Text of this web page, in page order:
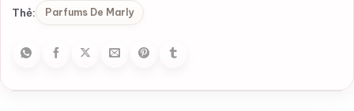
Thẻ: Parfums De Marly